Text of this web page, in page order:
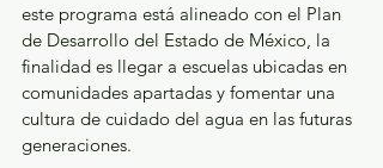
este programa está alineado con el Plan
de Desarrollo del Estado de México, la
finalidad es llegar a escuelas ubicadas en
comunidades apartadas y fomentar una
cultura de cuidado del agua en las futuras
generaciones.